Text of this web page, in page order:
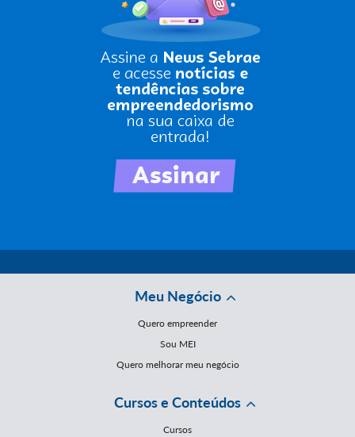
Meu Negócio
Quero empreender
Sou MEI
Quero melhorar meu negócio
Cursos e Conteúdos
Cursos